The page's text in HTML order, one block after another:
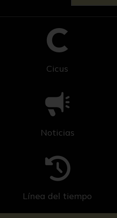
Cicus
Noticias
Línea del tiempo